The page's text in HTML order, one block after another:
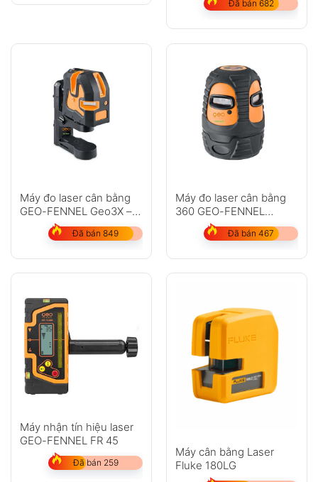
Đã bán 682
Máy đo laser cân bằng
GEO-FENNEL Geo3X –
Đã bán 849
Máy đo laser cân bằng
360 GEO-FENNEL
LinerPointer
Đã bán 467
Máy nhận tín hiệu laser
GEO-FENNEL FR 45
Đã bán 259
Máy cân bằng Laser
Fluke 180LG